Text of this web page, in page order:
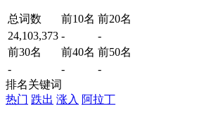
总词数 前10名 前20名
24,103,373 -
-
前30名
前40名 前50名
-
-
-
排名关键词
热门 跌出 涨入 阿拉丁